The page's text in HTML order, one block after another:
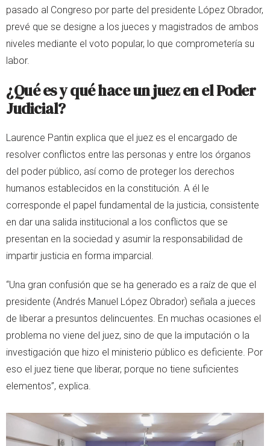
pasado al Congreso por parte del presidente López Obrador,
prevé que se designe a los jueces y magistrados de ambos
niveles mediante el voto popular, lo que comprometería su
labor.
¿Qué es y qué hace un juez en el Poder
Judicial?
Laurence Pantin explica que el juez es el encargado de
resolver conflictos entre las personas y entre los órganos
del poder público, así como de proteger los derechos
humanos establecidos en la constitución. A él le
corresponde el papel fundamental de la justicia, consistente
en dar una salida institucional a los conflictos que se
presentan en la sociedad y asumir la responsabilidad de
impartir justicia en forma imparcial.
“Una gran confusión que se ha generado es a raíz de que el
presidente (Andrés Manuel López Obrador) señala a jueces
de liberar a presuntos delincuentes. En muchas ocasiones el
problema no viene del juez, sino de que la imputación o la
investigación que hizo el ministerio público es deficiente. Por
eso el juez tiene que liberar, porque no tiene suficientes
elementos”, explica.